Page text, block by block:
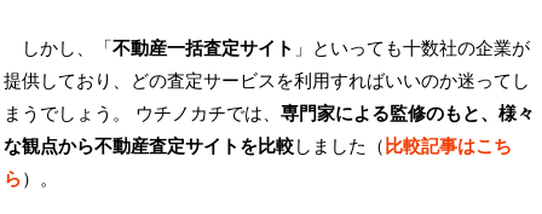
しかし、「不動産一括査定サイト 」といっても十数社の企業が
提供しており、どの査定サービスを利用すればいいのか迷ってし
まうでしょう。 ウチノカチでは、 専門家による監修のもと、様々
な観点から不動産査定サイトを比較しました（比較記事はこち
ら）。